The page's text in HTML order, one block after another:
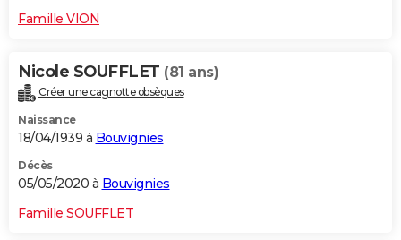
Famille VION
Nicole SOUFFLET (81 ans)
Créer une cagnotte obsèques
Naissance
18/04/1939 à Bouvignies
Décès
05/05/2020 à Bouvignies
Famille SOUFFLET